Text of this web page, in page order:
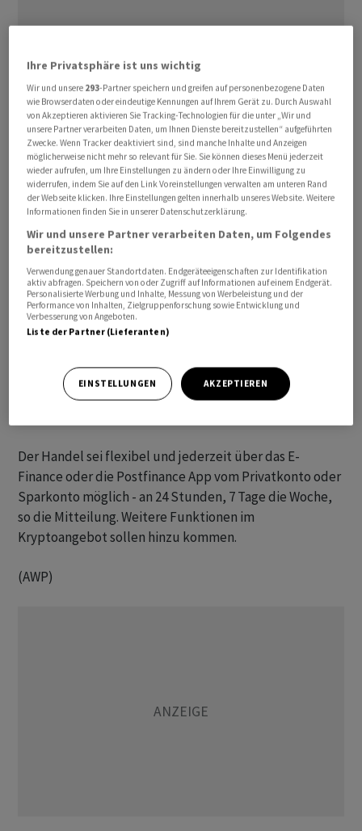
Vorerst können Postfinance-Kunden laut einer
Mitteilung vom Dienstag elf Kryptowährungen kaufen
und sicher verwahren. Dabei soll der Einstieg in die Welt
von Bitcoin & Co. möglichst unkompliziert sein.
So liege die Einstiegsschwelle mit 50 US-Dollar sehr tief
einen Kryptosparplan ähnlich einem Fondssparplan
anlegen, so das Finanzinstitut weiter. Partner ist die
Der Handel sei flexibel und jederzeit über das E-
Finance oder die Postfinance App vom Privatkonto oder
Sparkonto möglich - an 24 Stunden, 7 Tage die Woche,
so die Mitteilung. Weitere Funktionen im
Kryptoangebot sollen hinzu kommen.
(AWP)
Ihre Privatsphäre ist uns wichtig
Wir und unsere 293-Partner speichern und greifen auf personenbezogene Daten
wie Browserdaten oder eindeutige Kennungen auf Ihrem Gerät zu. Durch Auswahl
von Akzeptieren aktivieren Sie Tracking-Technologien für die unter „Wir und
unsere Partner verarbeiten Daten, um Ihnen Dienste bereitzustellen“ aufgeführten
Zwecke. Wenn Tracker deaktiviert sind, sind manche Inhalte und Anzeigen
möglicherweise nicht mehr so relevant für Sie. Sie können dieses Menü jederzeit
wieder aufrufen, um Ihre Einstellungen zu ändern oder Ihre Einwilligung zu
widerrufen, indem Sie auf den Link Voreinstellungen verwalten am unteren Rand
der Webseite klicken. Ihre Einstellungen gelten innerhalb unseres Website. Weitere
Informationen finden Sie in unserer Datenschutzerklärung.
Wir und unsere Partner verarbeiten Daten, um Folgendes
bereitzustellen:
Verwendung genauer Standortdaten. Endgeräteeigenschaften zur Identifikation
aktiv abfragen. Speichern von oder Zugriff auf Informationen auf einem Endgerät.
Personalisierte Werbung und Inhalte, Messung von Werbeleistung und der
Performance von Inhalten, Zielgruppenforschung sowie Entwicklung und
Verbesserung von Angeboten.
Liste der Partner (Lieferanten)
EINSTELLUNGEN AKZEPTIEREN